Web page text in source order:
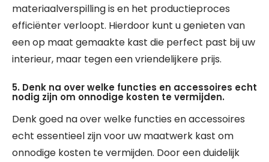
materiaalverspilling is en het productieproces
efficiënter verloopt. Hierdoor kunt u genieten van
een op maat gemaakte kast die perfect past bij uw
interieur, maar tegen een vriendelijkere prijs.
5. Denk na over welke functies en accessoires echt
nodig zijn om onnodige kosten te vermijden.
Denk goed na over welke functies en accessoires
echt essentieel zijn voor uw maatwerk kast om
onnodige kosten te vermijden. Door een duidelijk